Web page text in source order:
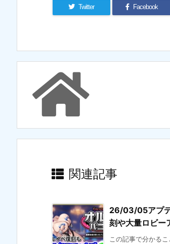
Twitter Facebook
関連記事
26/03/05アプ
刻や大量ロビー
この記事で分かる